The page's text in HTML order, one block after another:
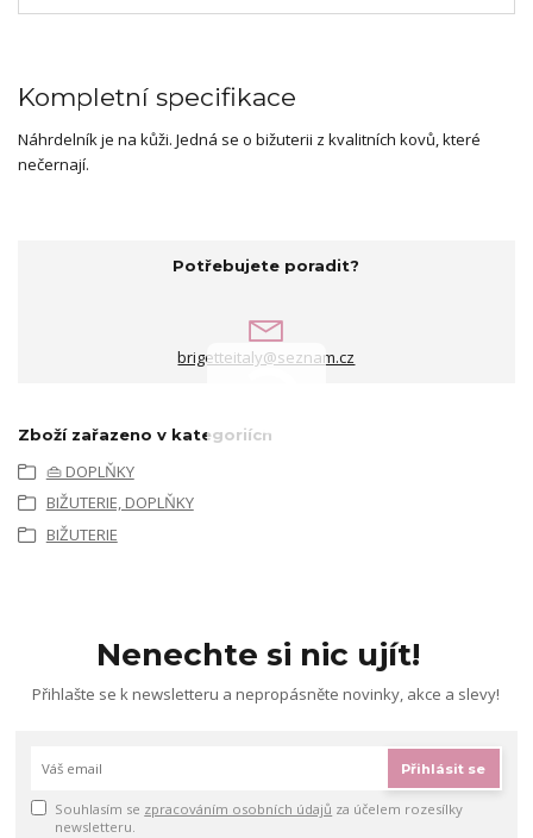
Kompletní specifikace
Náhrdelník je na kůži. Jedná se o bižuterii z kvalitních kovů, které
nečernají.
Potřebujete poradit?
brigetteitaly@seznam.cz
Zboží zařazeno v kategoriích
👜 DOPLŇKY
BIŽUTERIE, DOPLŇKY
BIŽUTERIE
Nenechte si nic ujít!
Přihlašte se k newsletteru a nepropásněte novinky, akce a slevy!
Přihlásit se
Souhlasím se zpracováním osobních údajů za účelem rozesílky
newsletteru.